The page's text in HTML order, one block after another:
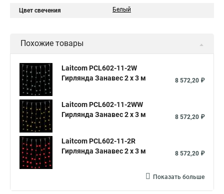
Цвет свечения Белый
Похожие товары
Laitcom PCL602-11-2W
Гирлянда Занавес 2 x 3 м
8 572,20 ₽
Laitcom PCL602-11-2WW
Гирлянда Занавес 2 x 3 м
8 572,20 ₽
Laitcom PCL602-11-2R
Гирлянда Занавес 2 x 3 м
8 572,20 ₽
Показать больше